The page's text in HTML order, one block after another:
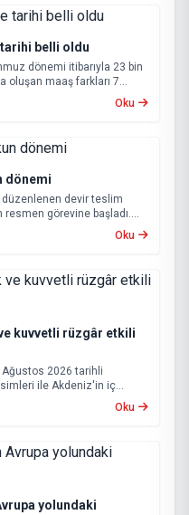
belli oldu
dönemi itibarıyla 23 bin
oluşan maaş farkları 7
Oku
dönemi
düzenlenen devir teslim
görevine başladı.
olmak, bu ülkenin her
Oku
kuvvetli rüzgâr etkili
2026 tarihli
ile Akdeniz'in iç
gürültülü sağanak yağış
Oku
yolundaki